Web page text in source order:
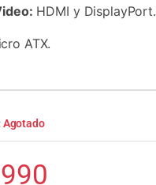
HDMI y DisplayPort.
ATX.
Agotado